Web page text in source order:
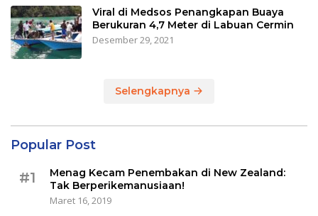
Viral di Medsos Penangkapan Buaya
Berukuran 4,7 Meter di Labuan Cermin
Desember 29, 2021
Selengkapnya
Popular Post
#1
Menag Kecam Penembakan di New Zealand:
Tak Berperikemanusiaan!
Maret 16, 2019